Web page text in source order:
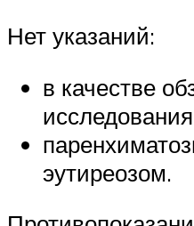
Нет указаний:
в качестве
эутиреозом.